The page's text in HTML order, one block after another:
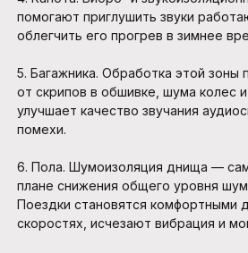
помогают приглушить звуки
облегчить его прогрев в зимнее
5. Багажника. Обработка этой зоны
от скрипов в обшивке, шума колес
улучшает качество звучания
помехи.
6. Пола. Шумоизоляция днища —
плане снижения общего уровня
Поездки становятся комфортными
скоростях, исчезают вибрация и